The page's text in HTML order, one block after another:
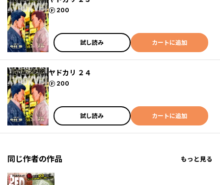
200
ポイント
試し読み カートに追加
ヤドカリ ２４
200
ポイント
試し読み カートに追加
同じ作者の作品 もっと見る